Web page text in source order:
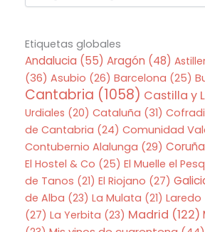
Etiquetas globales
Andalucia (55) Aragón (48)
(36) Asubio (26) Barcelona (25)
Cantabria (1058) Castilla y
Urdiales (20) Cataluña (31)
de Cantabria (24) Comunidad
Contubernio Alalunga (29) Coruña
El Hostel & Co (25) El Muelle el
de Tanos (21) El Riojano (27)
de Alba (23) La Mulata (21) Laredo
(27) La Yerbita (23) Madrid (122)